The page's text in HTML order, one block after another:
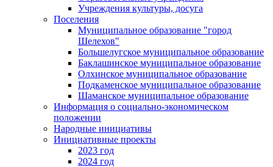
Учреждения культуры, досуга
Поселения
Муниципальное образование "город
Шелехов"
Большелугское муниципальное образование
Баклашинское муниципальное образование
Олхинское муниципальное образование
Подкаменское муниципальное образование
Шаманское муниципальное образование
Информация о социально-экономическом
положении
Народные инициативы
Инициативные проекты
2023 год
2024 год